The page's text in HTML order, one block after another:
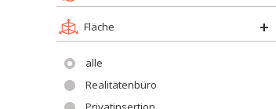
Fläche
alle
Realitätenbüro